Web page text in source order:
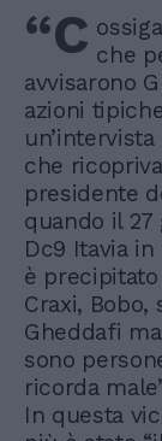
“C che
avvisarono
azioni
che
presidente
quando il 27
Dc9 Itavia
è
Craxi,
Gheddafi
sono
ricorda
In questa